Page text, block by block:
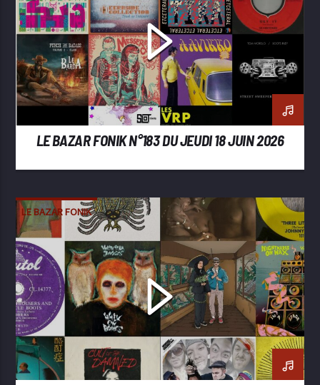
LE BAZAR FONIK N°183 DU JEUDI 18 JUIN 2026
LE BAZAR FONIK